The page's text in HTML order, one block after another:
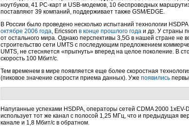
ноутбуков, 41 PC-карт и USB-модемов, 10 беспроводных
поставляют 39 компаний, поддерживает также GSM/EDGE.
В России было проведено несколько испытаний технологии
октябре 2006 года, Ericsson в конце прошлого года и др. У страны
от остального мира. Однако перспективы 3,5G в нашей стране
строительство сети UMTS с последующим предложением
UMTS, не стесняется «прыгнуть» вперед на целое поколение. В
скорость 100 Мбит/с.
Тем временем в мире появляется еще более скоростная
(пиковое значение скорости приема данных). Уже появились
Напуганные успехами HSDPA, операторы сетей CDMA 2000
использует тот же канал с полосой 1,25 МГц, что и предыдущая
канале и 1,8 Мбит/с в обратном.